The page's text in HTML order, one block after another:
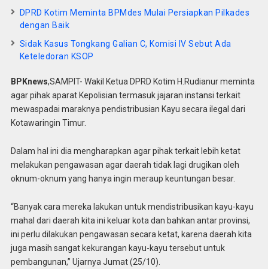
DPRD Kotim Meminta BPMdes Mulai Persiapkan Pilkades
dengan Baik
Sidak Kasus Tongkang Galian C, Komisi IV Sebut Ada
Keteledoran KSOP
BPKnews,SAMPIT- Wakil Ketua DPRD Kotim H.Rudianur meminta
agar pihak aparat Kepolisian termasuk jajaran instansi terkait
mewaspadai maraknya pendistribusian Kayu secara ilegal dari
Kotawaringin Timur.
Dalam hal ini dia mengharapkan agar pihak terkait lebih ketat
melakukan pengawasan agar daerah tidak lagi drugikan oleh
oknum-oknum yang hanya ingin meraup keuntungan besar.
“Banyak cara mereka lakukan untuk mendistribusikan kayu-kayu
mahal dari daerah kita ini keluar kota dan bahkan antar provinsi,
ini perlu dilakukan pengawasan secara ketat, karena daerah kita
juga masih sangat kekurangan kayu-kayu tersebut untuk
pembangunan,” Ujarnya Jumat (25/10).